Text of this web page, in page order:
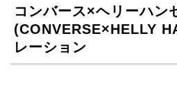
コンバース×ヘリーハン
(CONVERSE×HELLY
レーション